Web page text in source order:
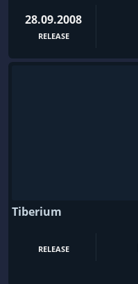
28.09.2008
RELEASE
Tiberium
RELEASE